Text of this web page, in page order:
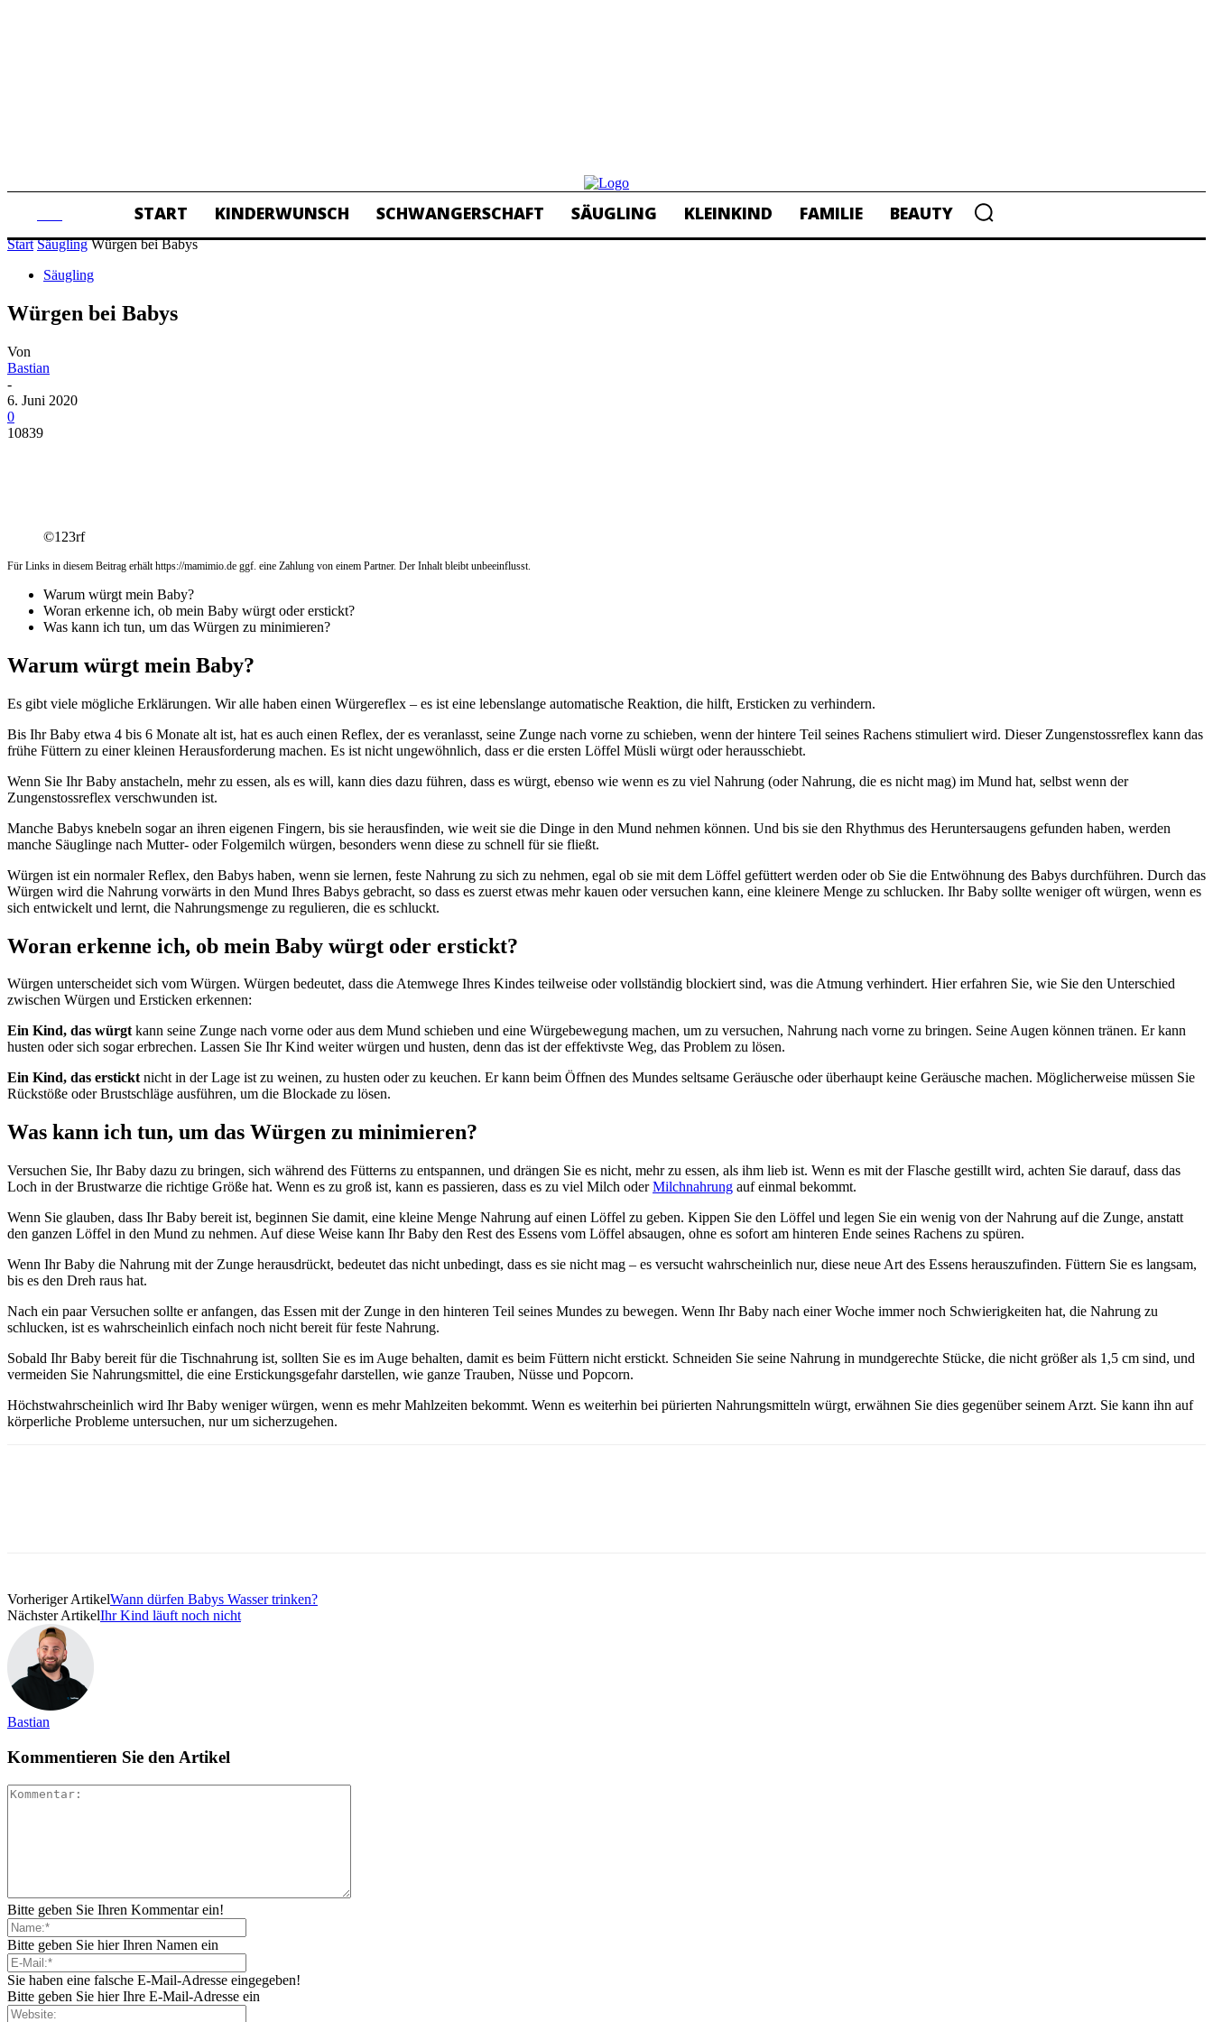
START KINDERWUNSCH SCHWANGERSCHAFT SÄUGLING KLEINKIND FAMILIE BEAUTY
Start Säugling Würgen bei Babys
Säugling
Würgen bei Babys
Von
Bastian
-
6. Juni 2020
0
10839
©123rf
Für Links in diesem Beitrag erhält https://mamimio.de ggf. eine Zahlung von einem Partner. Der Inhalt bleibt unbeeinflusst.
Warum würgt mein Baby?
Woran erkenne ich, ob mein Baby würgt oder erstickt?
Was kann ich tun, um das Würgen zu minimieren?
Warum würgt mein Baby?
Es gibt viele mögliche Erklärungen. Wir alle haben einen Würgereflex – es ist eine lebenslange automatische Reaktion, die hilft, Ersticken zu verhindern.
Bis Ihr Baby etwa 4 bis 6 Monate alt ist, hat es auch einen Reflex, der es veranlasst, seine Zunge nach vorne zu schieben, wenn der hintere Teil seines Rachens stimuliert wird. Dieser Zungenstossreflex kann das
frühe Füttern zu einer kleinen Herausforderung machen. Es ist nicht ungewöhnlich, dass er die ersten Löffel Müsli würgt oder herausschiebt.
Wenn Sie Ihr Baby anstacheln, mehr zu essen, als es will, kann dies dazu führen, dass es würgt, ebenso wie wenn es zu viel Nahrung (oder Nahrung, die es nicht mag) im Mund hat, selbst wenn der
Zungenstossreflex verschwunden ist.
Manche Babys knebeln sogar an ihren eigenen Fingern, bis sie herausfinden, wie weit sie die Dinge in den Mund nehmen können. Und bis sie den Rhythmus des Heruntersaugens gefunden haben, werden
manche Säuglinge nach Mutter- oder Folgemilch würgen, besonders wenn diese zu schnell für sie fließt.
Würgen ist ein normaler Reflex, den Babys haben, wenn sie lernen, feste Nahrung zu sich zu nehmen, egal ob sie mit dem Löffel gefüttert werden oder ob Sie die Entwöhnung des Babys durchführen. Durch das
Würgen wird die Nahrung vorwärts in den Mund Ihres Babys gebracht, so dass es zuerst etwas mehr kauen oder versuchen kann, eine kleinere Menge zu schlucken. Ihr Baby sollte weniger oft würgen, wenn es
sich entwickelt und lernt, die Nahrungsmenge zu regulieren, die es schluckt.
Woran erkenne ich, ob mein Baby würgt oder erstickt?
Würgen unterscheidet sich vom Würgen. Würgen bedeutet, dass die Atemwege Ihres Kindes teilweise oder vollständig blockiert sind, was die Atmung verhindert. Hier erfahren Sie, wie Sie den Unterschied
zwischen Würgen und Ersticken erkennen:
Ein Kind, das würgtkann seine Zunge nach vorne oder aus dem Mund schieben und eine Würgebewegung machen, um zu versuchen, Nahrung nach vorne zu bringen. Seine Augen können tränen. Er kann
husten oder sich sogar erbrechen. Lassen Sie Ihr Kind weiter würgen und husten, denn das ist der effektivste Weg, das Problem zu lösen.
Ein Kind, das ersticktnicht in der Lage ist zu weinen, zu husten oder zu keuchen. Er kann beim Öffnen des Mundes seltsame Geräusche oder überhaupt keine Geräusche machen. Möglicherweise müssen Sie
Rückstöße oder Brustschläge ausführen, um die Blockade zu lösen.
Was kann ich tun, um das Würgen zu minimieren?
Versuchen Sie, Ihr Baby dazu zu bringen, sich während des Fütterns zu entspannen, und drängen Sie es nicht, mehr zu essen, als ihm lieb ist. Wenn es mit der Flasche gestillt wird, achten Sie darauf, dass das
Loch in der Brustwarze die richtige Größe hat. Wenn es zu groß ist, kann es passieren, dass es zu viel Milch oderMilchnahrung auf einmal bekommt.
Wenn Sie glauben, dass Ihr Baby bereit ist, beginnen Sie damit, eine kleine Menge Nahrung auf einen Löffel zu geben. Kippen Sie den Löffel und legen Sie ein wenig von der Nahrung auf die Zunge, anstatt
den ganzen Löffel in den Mund zu nehmen. Auf diese Weise kann Ihr Baby den Rest des Essens vom Löffel absaugen, ohne es sofort am hinteren Ende seines Rachens zu spüren.
Wenn Ihr Baby die Nahrung mit der Zunge herausdrückt, bedeutet das nicht unbedingt, dass es sie nicht mag – es versucht wahrscheinlich nur, diese neue Art des Essens herauszufinden. Füttern Sie es langsam,
bis es den Dreh raus hat.
Nach ein paar Versuchen sollte er anfangen, das Essen mit der Zunge in den hinteren Teil seines Mundes zu bewegen. Wenn Ihr Baby nach einer Woche immer noch Schwierigkeiten hat, die Nahrung zu
schlucken, ist es wahrscheinlich einfach noch nicht bereit für feste Nahrung.
Sobald Ihr Baby bereit für die Tischnahrung ist, sollten Sie es im Auge behalten, damit es beim Füttern nicht erstickt. Schneiden Sie seine Nahrung in mundgerechte Stücke, die nicht größer als 1,5 cm sind, und
vermeiden Sie Nahrungsmittel, die eine Erstickungsgefahr darstellen, wie ganze Trauben, Nüsse und Popcorn.
Höchstwahrscheinlich wird Ihr Baby weniger würgen, wenn es mehr Mahlzeiten bekommt. Wenn es weiterhin bei pürierten Nahrungsmitteln würgt, erwähnen Sie dies gegenüber seinem Arzt. Sie kann ihn auf
körperliche Probleme untersuchen, nur um sicherzugehen.
Vorheriger ArtikelWann dürfen Babys Wasser trinken?
Nächster ArtikelIhr Kind läuft noch nicht
Bastian
Kommentieren Sie den Artikel
Bitte geben Sie Ihren Kommentar ein!
Bitte geben Sie hier Ihren Namen ein
Sie haben eine falsche E-Mail-Adresse eingegeben!
Bitte geben Sie hier Ihre E-Mail-Adresse ein